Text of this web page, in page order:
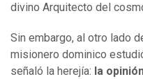
divino Arquitecto del
Sin embargo, al otro lado
misionero dominico
señaló la herejía: la